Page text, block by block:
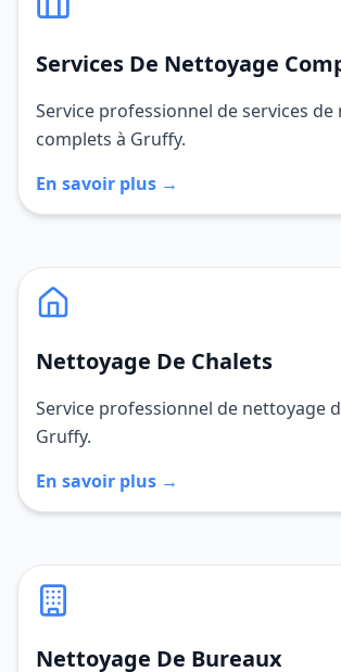
Services De Nettoyage
Service professionnel de services
complets à Gruffy.
En savoir plus →
Nettoyage De Chalets
Service professionnel de nettoyage
Gruffy.
En savoir plus →
Nettoyage De Bureaux